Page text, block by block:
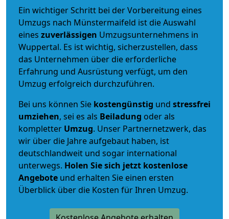
Ein wichtiger Schritt bei der Vorbereitung eines
Umzugs nach Münstermaifeld ist die Auswahl
eines zuverlässigen Umzugsunternehmens in
Wuppertal. Es ist wichtig, sicherzustellen, dass
das Unternehmen über die erforderliche
Erfahrung und Ausrüstung verfügt, um den
Umzug erfolgreich durchzuführen.
Bei uns können Sie kostengünstig und stressfrei
umziehen, sei es als Beiladung oder als
kompletter Umzug. Unser Partnernetzwerk, das
wir über die Jahre aufgebaut haben, ist
deutschlandweit und sogar international
unterwegs. Holen Sie sich jetzt kostenlose
Angebote und erhalten Sie einen ersten
Überblick über die Kosten für Ihren Umzug.